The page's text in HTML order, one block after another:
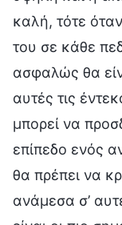
καλή, τότε
του σε κάθε
ασφαλώς θα
αυτές τις
μπορεί να
επίπεδο ενός
θα πρέπει να
ανάμεσα σ’